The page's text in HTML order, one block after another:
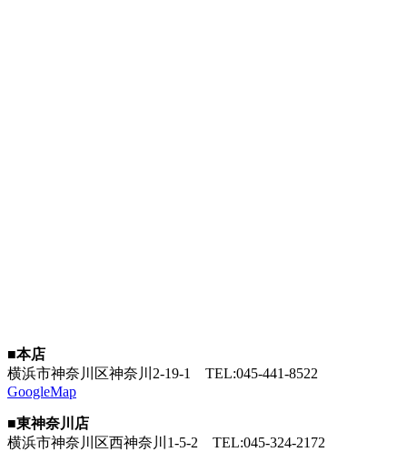
■本店
横浜市神奈川区神奈川2-19-1 TEL:045-441-8522
GoogleMap
■東神奈川店
横浜市神奈川区西神奈川1-5-2 TEL:045-324-2172